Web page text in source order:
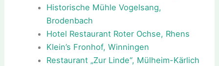
Historische Mühle Vogelsang,
Brodenbach
Hotel Restaurant Roter Ochse, Rhens
Klein’s Fronhof, Winningen
Restaurant „Zur Linde“, Mülheim-Kärlich